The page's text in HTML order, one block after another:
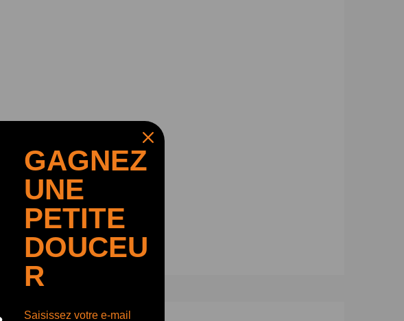
GAGNEZ
UNE
PETITE
DOUCEU
R
Saisissez votre e-mail